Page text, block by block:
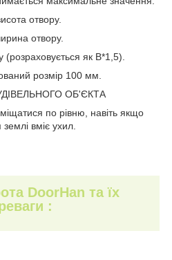
отвору.
отвору.
(розраховується як B*1,5).
розмір 100 мм.
ОБ'ЄКТА
по рівню, навіть якщо
вміє ухил.
DoorHan та їх
: